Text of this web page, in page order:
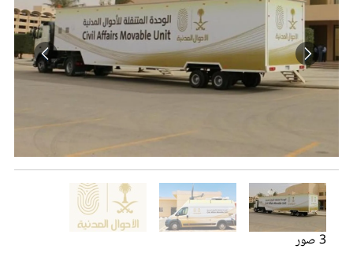
تقدم الوحدة المتنقلة للأحوال المدنية، للمستفيدين العديد من
3 صور
فيديو
مطبخ سيدتي
مقالات الرأي
ستايل
تقارير